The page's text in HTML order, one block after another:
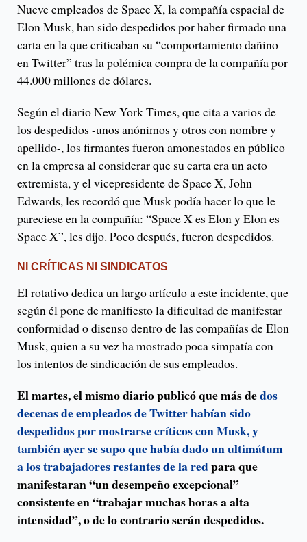
Nueve empleados de Space X, la compañía espacial de
Elon Musk, han sido despedidos por haber firmado una
carta en la que criticaban su “comportamiento dañino
en Twitter” tras la polémica compra de la compañía por
44.000 millones de dólares.
Según el diario New York Times, que cita a varios de
los despedidos -unos anónimos y otros con nombre y
apellido-, los firmantes fueron amonestados en público
en la empresa al considerar que su carta era un acto
extremista, y el vicepresidente de Space X, John
Edwards, les recordó que Musk podía hacer lo que le
pareciese en la compañía: “Space X es Elon y Elon es
Space X”, les dijo. Poco después, fueron despedidos.
NI CRÍTICAS NI SINDICATOS
El rotativo dedica un largo artículo a este incidente, que
según él pone de manifiesto la dificultad de manifestar
conformidad o disenso dentro de las compañías de Elon
Musk, quien a su vez ha mostrado poca simpatía con
los intentos de sindicación de sus empleados.
El martes, el mismo diario publicó que más dedos
decenas de empleados de Twitter habían sido
despedidos por mostrarse críticos con Musk, y
también ayer se supo que había dado un ultimátum
a los trabajadores restantes de la redpara que
manifestaran “un desempeño excepcional”
consistente en “trabajar muchas horas a alta
intensidad”, o de lo contrario serán despedidos.